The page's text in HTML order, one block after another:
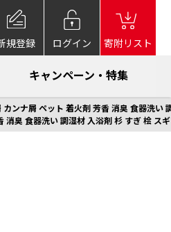
規登録 ログイン 寄附リスト
キャンペーン・特集
ンナ屑 ペット 着火剤 芳香 消臭 食器洗い
臭 食器洗い 調湿材 入浴剤 杉 すぎ 桧 ス